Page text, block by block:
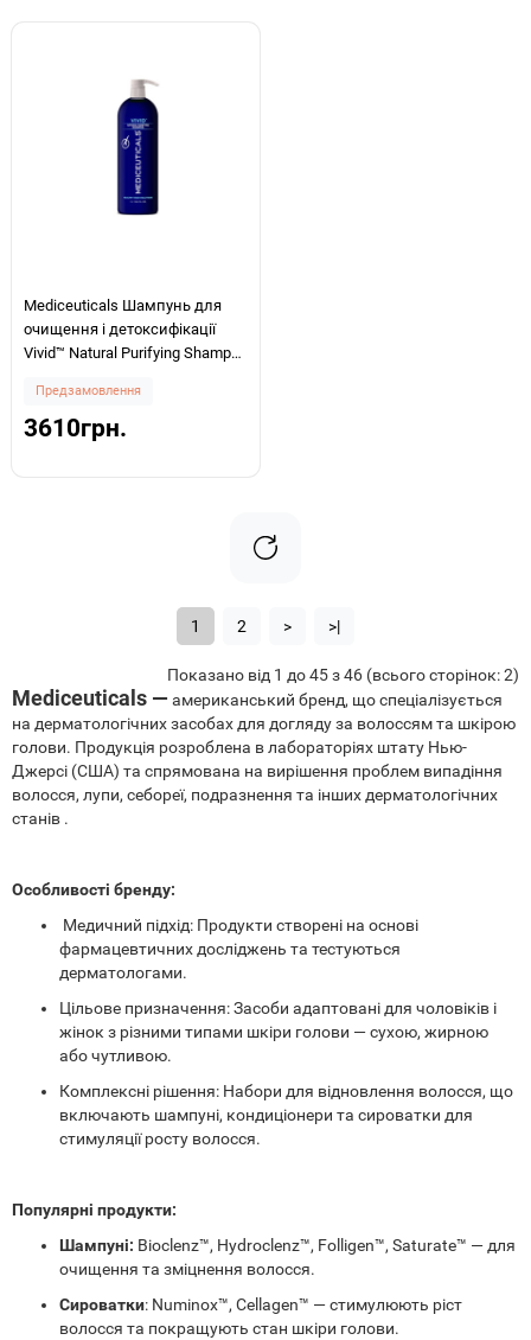
Mediceuticals Шампунь для
очищення і детоксифікації
Vivid™ Natural Purifying Shampoo
Предзамовлення
3610грн.
1 2 > >|
Показано від 1 до 45 з 46 (всього сторінок: 2)
Mediceuticals — американський бренд, що спеціалізується
на дерматологічних засобах для догляду за волоссям та шкірою
голови. Продукція розроблена в лабораторіях штату Нью-
Джерсі (США) та спрямована на вирішення проблем випадіння
волосся, лупи, себореї, подразнення та інших дерматологічних
станів .
Особливості бренду:
Медичний підхід: Продукти створені на основі
фармацевтичних досліджень та тестуються
дерматологами.
Цільове призначення: Засоби адаптовані для чоловіків і
жінок з різними типами шкіри голови — сухою, жирною
або чутливою.
Комплексні рішення: Набори для відновлення волосся, що
включають шампуні, кондиціонери та сироватки для
стимуляції росту волосся.
Популярні продукти:
Шампуні: Bioclenz™, Hydroclenz™, Folligen™, Saturate™ — для
очищення та зміцнення волосся.
Сироватки: Numinox™, Cellagen™ — стимулюють ріст
волосся та покращують стан шкіри голови.